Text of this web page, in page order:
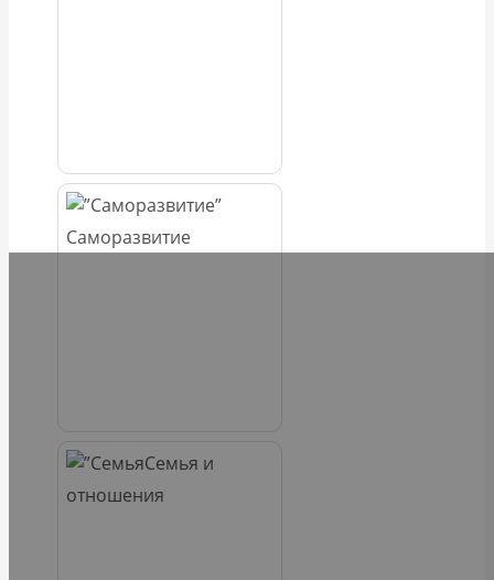
Саморазвитие
Семья и
отношения